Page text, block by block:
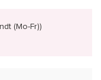
(Mo-Fr))